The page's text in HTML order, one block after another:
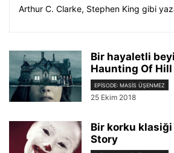
Arthur C. Clarke, Stephen King gibi
Bir hayaletli
Haunting Of Hill
EPISODE: MASIS ÜŞENMEZ
25 Ekim 2018
Bir korku
Story